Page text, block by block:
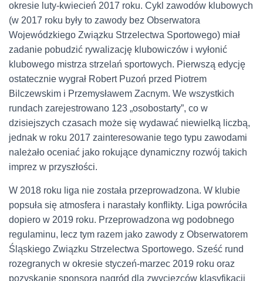
okresie luty-kwiecień 2017 roku. Cykl zawodów klubowych
(w 2017 roku były to zawody bez Obserwatora
Wojewódzkiego Związku Strzelectwa Sportowego) miał
zadanie pobudzić rywalizację klubowiczów i wyłonić
klubowego mistrza strzelań sportowych. Pierwszą edycję
ostatecznie wygrał Robert Puzoń przed Piotrem
Bilczewskim i Przemysławem Zacnym. We wszystkich
rundach zarejestrowano 123 „osobostarty”, co w
dzisiejszych czasach może się wydawać niewielką liczbą,
jednak w roku 2017 zainteresowanie tego typu zawodami
należało oceniać jako rokujące dynamiczny rozwój takich
imprez w przyszłości.
W 2018 roku liga nie została przeprowadzona. W klubie
popsuła się atmosfera i narastały konflikty. Liga powróciła
dopiero w 2019 roku. Przeprowadzona wg podobnego
regulaminu, lecz tym razem jako zawody z Obserwatorem
Śląskiego Związku Strzelectwa Sportowego. Sześć rund
rozegranych w okresie styczeń-marzec 2019 roku oraz
pozyskanie sponsora nagród dla zwycięzców klasyfikacji